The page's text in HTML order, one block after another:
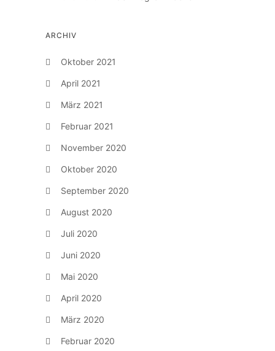
ARCHIV
Oktober 2021
April 2021
März 2021
Februar 2021
November 2020
Oktober 2020
September 2020
August 2020
Juli 2020
Juni 2020
Mai 2020
April 2020
März 2020
Februar 2020